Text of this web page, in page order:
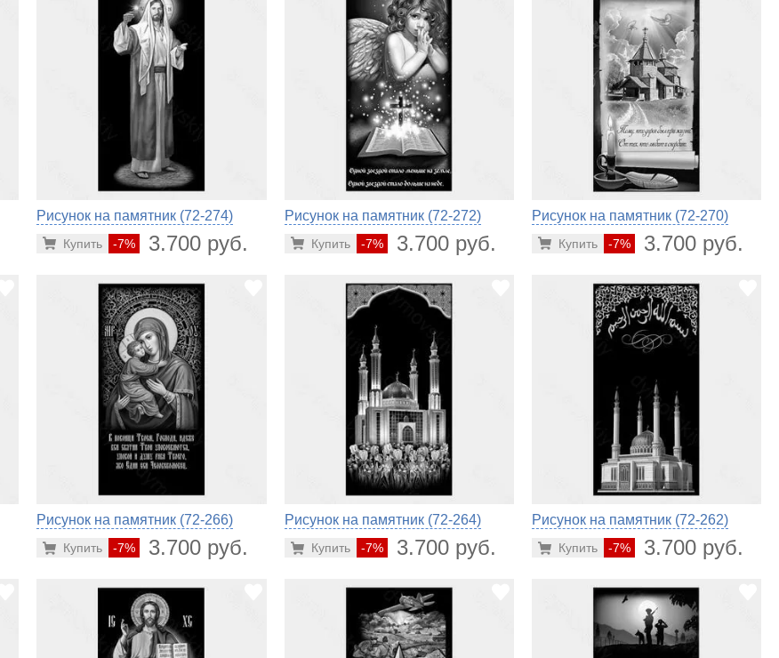
Рисунок на памятник (72-274)
-7% 3.700 руб.
Купить
Рисунок на памятник (72-272)
-7% 3.700 руб.
Купить
Рисунок на памятник (72-270)
-7% 3.700 руб.
Купить
Рисунок на памятник (72-266)
-7% 3.700 руб.
Купить
Рисунок на памятник (72-264)
-7% 3.700 руб.
Купить
Рисунок на памятник (72-262)
-7% 3.700 руб.
Купить